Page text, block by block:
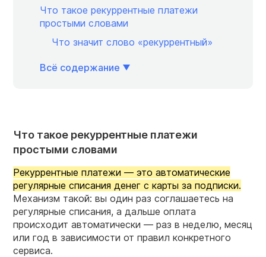
Что такое рекуррентные платежи
простыми словами
Что значит слово «рекуррентный»
Всё содержание
Что такое рекуррентные платежи
простыми словами
Рекуррентные платежи — это автоматические
регулярные списания денег с карты за подписки.
Механизм такой: вы один раз соглашаетесь на
регулярные списания, а дальше оплата
происходит автоматически — раз в неделю, месяц
или год в зависимости от правил конкретного
сервиса.